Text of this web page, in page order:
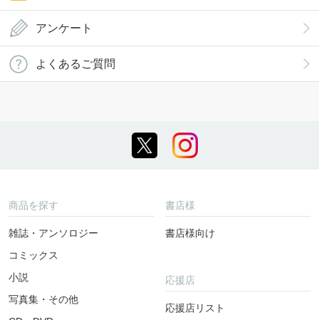
アンケート
よくあるご質問
商品を探す
雑誌・アンソロジー
コミックス
小説
写真集・その他
書店様
書店様向け
応援店
応援店リスト